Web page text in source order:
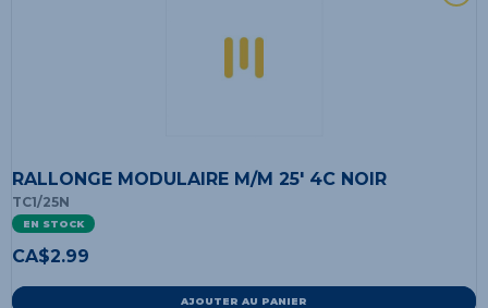
RALLONGE MODULAIRE M/M 25' 4C NOIR
TC1/25N
EN STOCK
CA$2.99
AJOUTER AU PANIER